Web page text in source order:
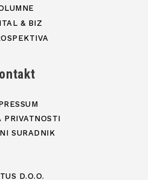
& BIZ
PRIVATNOSTI
SURADNIK
D.O.O.